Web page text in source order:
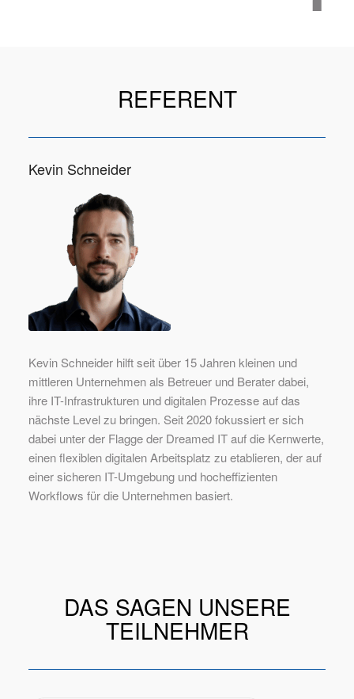
REFERENT
Kevin Schneider
Kevin Schneider hilft seit über 15 Jahren kleinen und
mittleren Unternehmen als Betreuer und Berater dabei,
ihre IT-Infrastrukturen und digitalen Prozesse auf das
nächste Level zu bringen. Seit 2020 fokussiert er sich
dabei unter der Flagge der Dreamed IT auf die Kernwerte,
einen flexiblen digitalen Arbeitsplatz zu etablieren, der auf
einer sicheren IT-Umgebung und hocheffizienten
Workflows für die Unternehmen basiert.
DAS SAGEN UNSERE
TEILNEHMER